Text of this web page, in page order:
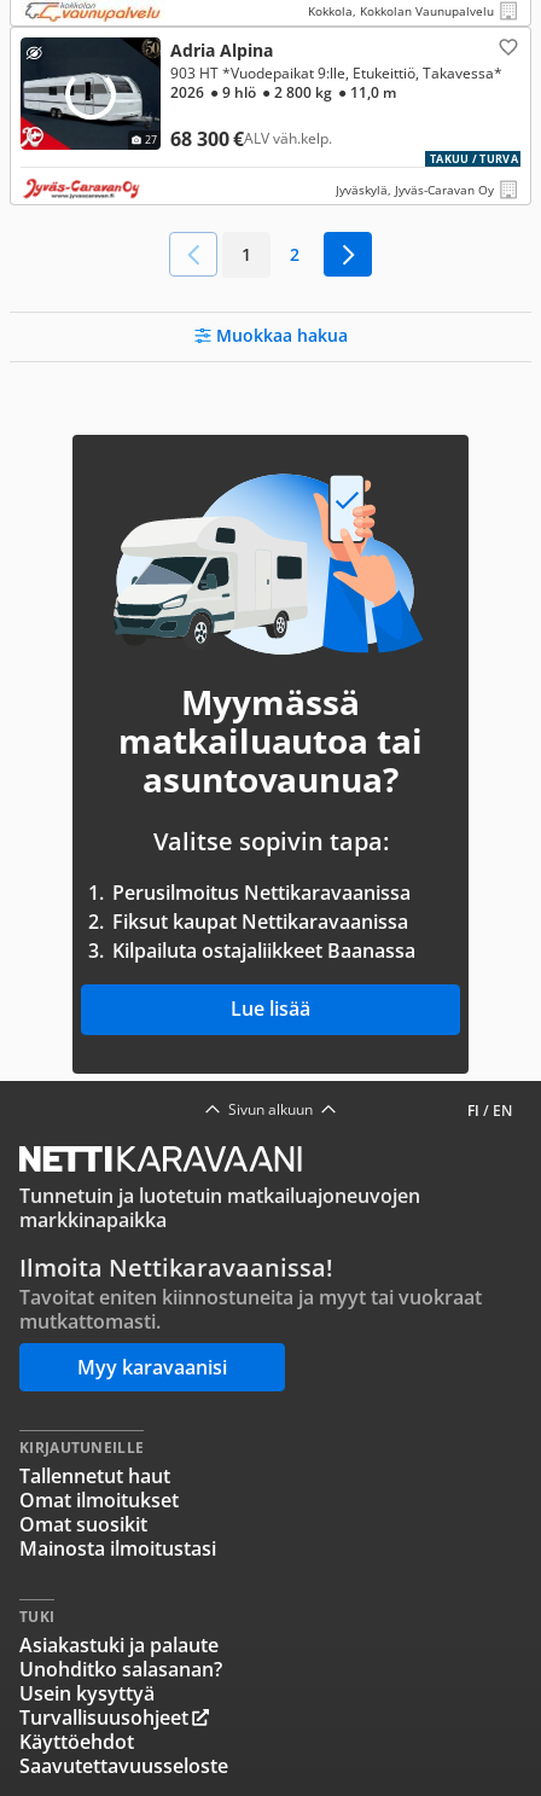
Kokkola, Kokkolan Vaunupalvelu
27
Adria Alpina
68 300 €ALV väh.kelp.
903 HT *Vuodepaikat 9:lle, Etukeittiö, Takavessa*
2026 ● 9 hlö ● 2 800 kg ● 11,0 m
TAKUU / TURVA
Jyväskylä, Jyväs-Caravan Oy
1 2
Muokkaa hakua
Myymässä
matkailuautoa tai
asuntovaunua?
Valitse sopivin tapa:
1. Perusilmoitus Nettikaravaanissa
2. Fiksut kaupat Nettikaravaanissa
3. Kilpailuta ostajaliikkeet Baanassa
Lue lisää
FI / EN
Sivun alkuun
Tunnetuin ja luotetuin matkailuajoneuvojen
markkinapaikka
Ilmoita Nettikaravaanissa!
Tavoitat eniten kiinnostuneita ja myyt tai vuokraat
mutkattomasti.
Myy karavaanisi
KIRJAUTUNEILLE
Tallennetut haut
Omat ilmoitukset
Omat suosikit
Mainosta ilmoitustasi
TUKI
Asiakastuki ja palaute
Unohditko salasanan?
Usein kysyttyä
Turvallisuusohjeet
Käyttöehdot
Saavutettavuusseloste